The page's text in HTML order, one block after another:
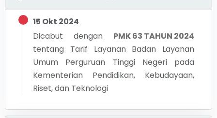
15 Okt 2024
Dicabut dengan
PMK 63 TAHUN 2024
tentang Tarif Layanan Badan Layanan
Umum Perguruan Tinggi Negeri pada
Kementerian Pendidikan, Kebudayaan,
Riset, dan Teknologi